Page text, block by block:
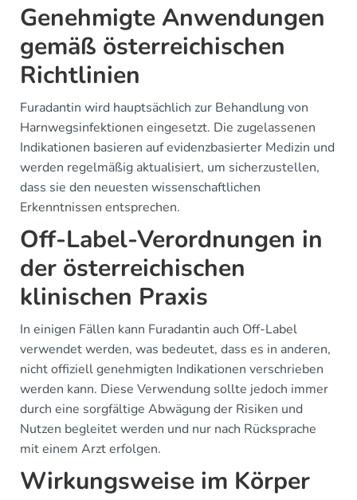
Genehmigte Anwendungen
gemäß österreichischen
Richtlinien
Furadantin wird hauptsächlich zur Behandlung von
Harnwegsinfektionen eingesetzt. Die zugelassenen
Indikationen basieren auf evidenzbasierter Medizin und
werden regelmäßig aktualisiert, um sicherzustellen,
dass sie den neuesten wissenschaftlichen
Erkenntnissen entsprechen.
Off-Label-Verordnungen in
der österreichischen
klinischen Praxis
In einigen Fällen kann Furadantin auch Off-Label
verwendet werden, was bedeutet, dass es in anderen,
nicht offiziell genehmigten Indikationen verschrieben
werden kann. Diese Verwendung sollte jedoch immer
durch eine sorgfältige Abwägung der Risiken und
Nutzen begleitet werden und nur nach Rücksprache
mit einem Arzt erfolgen.
Wirkungsweise im Körper